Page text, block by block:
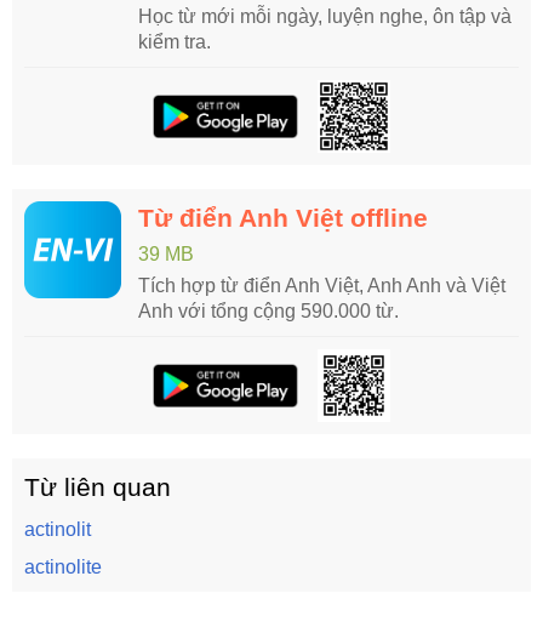
Học từ mới mỗi ngày, luyện nghe, ôn tập và
kiểm tra.
Từ điển Anh Việt offline
39 MB
Tích hợp từ điển Anh Việt, Anh Anh và Việt
Anh với tổng cộng 590.000 từ.
Từ liên quan
actinolit
actinolite